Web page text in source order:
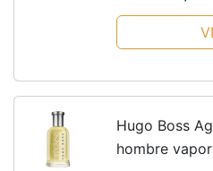
Hugo Boss
hombre